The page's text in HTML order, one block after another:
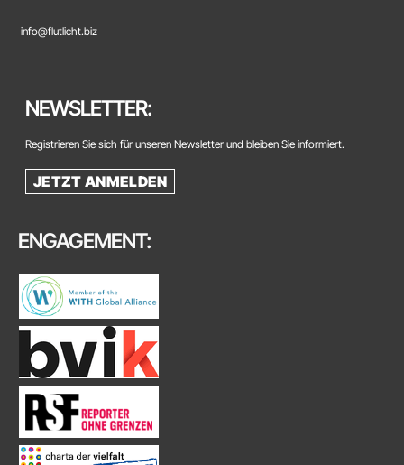
info@flutlicht.biz
NEWSLETTER:
Registrieren Sie sich für unseren Newsletter und bleiben Sie informiert.
JETZT ANMELDEN
ENGAGEMENT: